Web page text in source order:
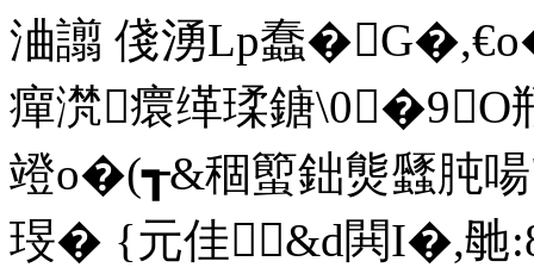
浀譾 俴湧Lp蠢
癉滼癏缂瑈鎕
竳o�(┱&稒蠞鈯熋瓥肫
琝� {元佳&d閧I�,毑:8